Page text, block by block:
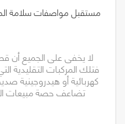
مستقبل مواصفات سلامة
لا يخفى على الجميع أن
فتلك المركبات التقليدية
كهربائية أو هيدروجينية